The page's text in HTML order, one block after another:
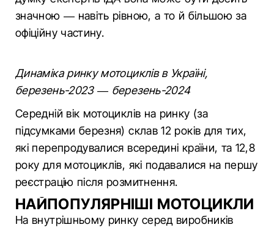
значною — навіть рівною, а то й більшою за
офіційну частину.
Динаміка ринку мотоциклів в Україні,
березень-2023 — березень-2024
Середній вік мотоциклів на ринку (за
підсумками березня) склав 12 років для тих,
які перепродувалися всередині країни, та 12,8
року для мотоциклів, які подавалися на першу
реєстрацію після розмитнення.
НАЙПОПУЛЯРНІШІ МОТОЦИКЛИ
На внутрішньому ринку серед виробників